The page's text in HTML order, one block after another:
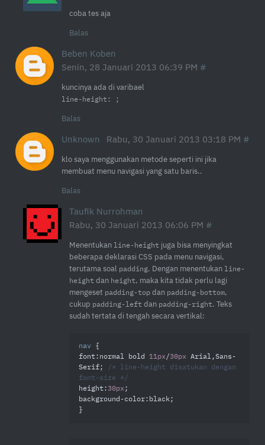
coba tes aja
Balas
Beben Koben
Senin, 28 Januari 2013 06:39 PM
kuncinya ada di varibael
line-height: ;
Balas
Unknown Rabu, 30 Januari 2013 03:18 PM
klo saya menggunakan metode seperti ini jika
membuat menu navigasi yang satu baris..
Balas
Taufik Nurrohman
Rabu, 30 Januari 2013 06:06 PM
Menentukan line-height juga bisa menyingkat
beberapa deklarasi CSS pada menu navigasi,
terutama soal padding. Dengan menentukan line-
height dan height, maka kita tidak perlu lagi
mengeset padding-top dan padding-bottom,
cukup padding-left dan padding-right. Teks
sudah tertata di tengah secara vertikal:
nav
font:normal bold 11px /30px
Arial,Sans-
Serif;
/* line-height disatukan dengan
font-size */
height:30px
background-color:black;
}